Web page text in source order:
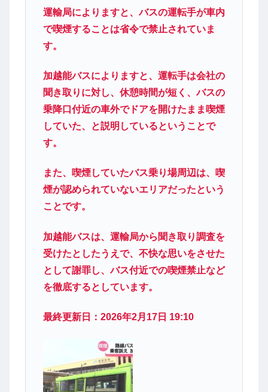
運輸局によりますと、バスの運転手が車内
で喫煙することは省令で禁止されていま
す。
加越能バスによりますと、運転手は会社の
聞き取りに対し、休憩時間が短く、バスの
乗降口付近の車外でドアを開けたまま喫煙
していた、と説明しているということで
す。
また、喫煙していたバス乗り場周辺は、喫
煙が認められていないエリアだったという
ことです。
加越能バスは、運輸局から聞き取り調査を
受けたとしたうえで、不快な思いをさせた
として謝罪し、バス付近での喫煙禁止など
を徹底するとしています。
最終更新日：2026年2月17日 19:10